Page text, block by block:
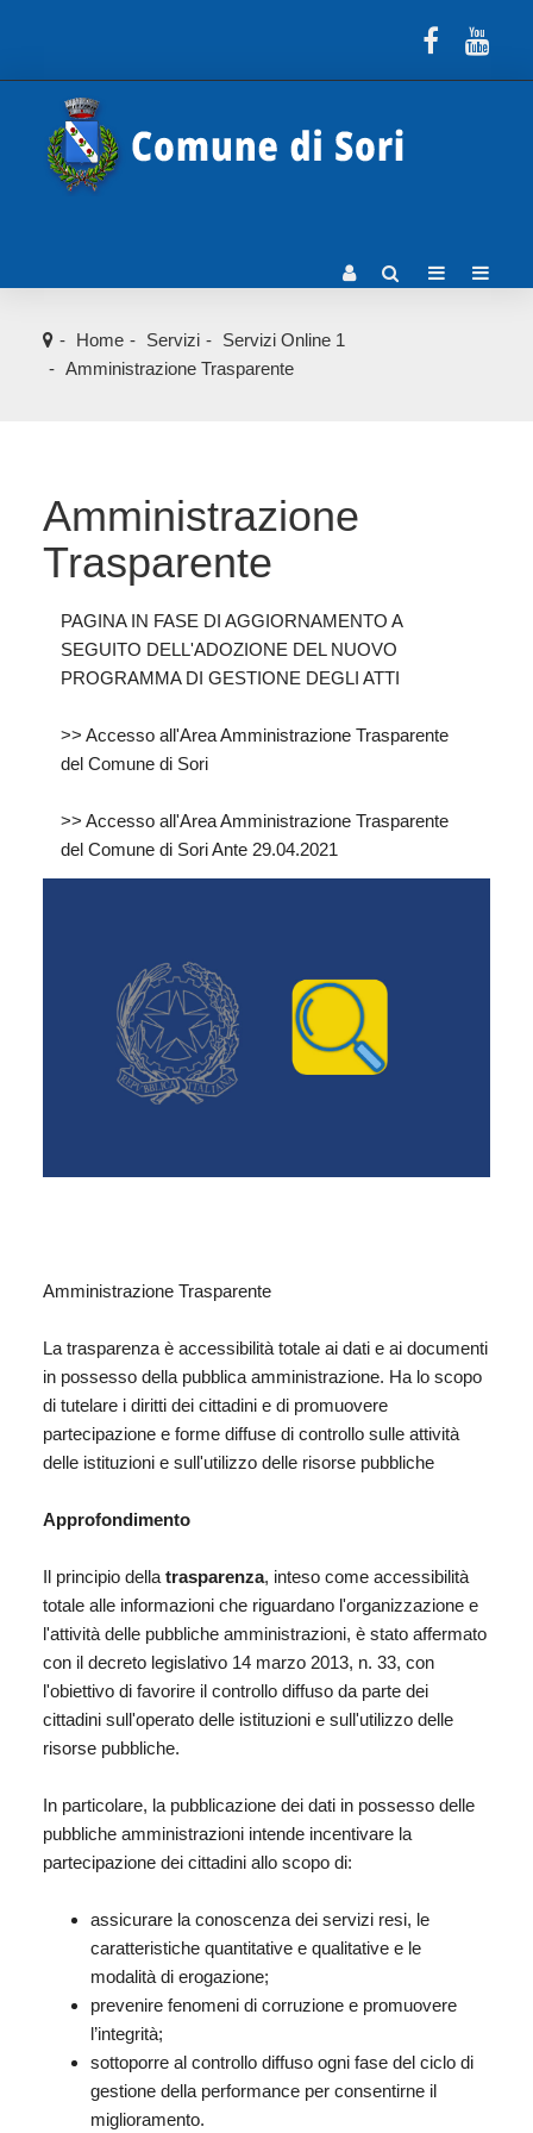
Home Servizi
Servizi Online 1
Amministrazione Trasparente
Amministrazione
Trasparente
PAGINA IN FASE DI AGGIORNAMENTO A
SEGUITO DELL'ADOZIONE DEL NUOVO
PROGRAMMA DI GESTIONE DEGLI ATTI
>> Accesso all'Area Amministrazione Trasparente
del Comune di Sori
>> Accesso all'Area Amministrazione Trasparente
del Comune di Sori Ante 29.04.2021
Amministrazione Trasparente
La trasparenza è accessibilità totale ai dati e ai documenti
in possesso della pubblica amministrazione. Ha lo scopo
di tutelare i diritti dei cittadini e di promuovere
partecipazione e forme diffuse di controllo sulle attività
delle istituzioni e sull'utilizzo delle risorse pubbliche
Approfondimento
Il principio della trasparenza, inteso come accessibilità
totale alle informazioni che riguardano l'organizzazione e
l'attività delle pubbliche amministrazioni, è stato affermato
con il decreto legislativo 14 marzo 2013, n. 33, con
l'obiettivo di favorire il controllo diffuso da parte dei
cittadini sull'operato delle istituzioni e sull'utilizzo delle
risorse pubbliche.
In particolare, la pubblicazione dei dati in possesso delle
pubbliche amministrazioni intende incentivare la
partecipazione dei cittadini allo scopo di:
assicurare la conoscenza dei servizi resi, le
caratteristiche quantitative e qualitative e le
modalità di erogazione;
prevenire fenomeni di corruzione e promuovere
l’integrità;
sottoporre al controllo diffuso ogni fase del ciclo di
gestione della performance per consentirne il
miglioramento.